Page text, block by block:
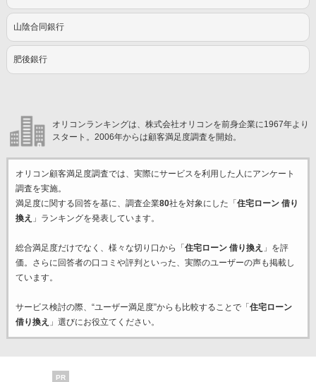
山陰合同銀行
肥後銀行
オリコンランキングは、株式会社オリコンを前身企業に1967年より
スタート。2006年からは顧客満足度調査を開始。
オリコン顧客満足度調査では、実際にサービスを利用した 人にアンケート
調査を実施。
満足度に関する回答を基に、調査企業80社を対象にした「 住宅ローン 借り
換え 」ランキングを発表しています。
総合満足度だけでなく、様々な切り口から「 住宅ローン 借り換え 」を評
価。さらに回答者の口コミや評判といった、実際のユーザーの声も掲載し
ています。
サービス検討の際、“ユーザー満足度”からも比較することで「 住宅ローン
借り換え 」選びにお役立てください。
PR